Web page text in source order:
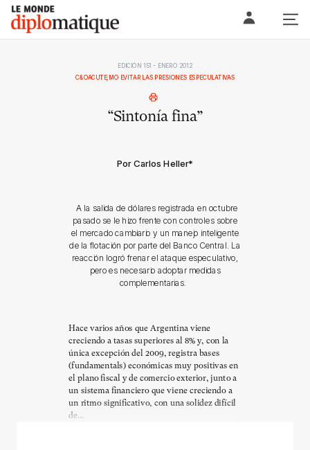
Skip
content
Le monde diplomatique
EDICIÓN 151 - ENERO 2012
C&OACUTE;MO EVITAR LAS PRESIONES ESPECULATIVAS
“Sintonía fina”
Por Carlos Heller*
A la salida de dólares registrada en octubre
pasado se le hizo frente con controles sobre
el mercado cambiario y un manejo inteligente
de la flotación por parte del Banco Central. La
reacción logró frenar el ataque especulativo,
pero es necesario adoptar medidas
complementarias.
Hace varios años que Argentina viene
creciendo a tasas superiores al 8% y, con la
única excepción del 2009, registra bases
(fundamentals) económicas muy positivas en
el plano fiscal y de comercio exterior, junto a
un sistema financiero que viene creciendo a
un ritmo significativo, con una solidez difícil
de...